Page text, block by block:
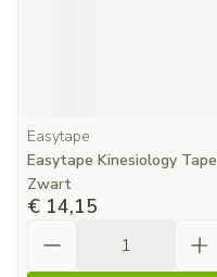
Easytape
Easytape Kinesiology Tape
Zwart
€ 14,15